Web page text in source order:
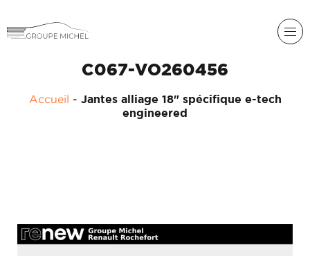
LIGIER
GROUPE
MICHEL
C067-VO260456
Accueil - Jantes alliage 18" spécifique e-tech
engineered